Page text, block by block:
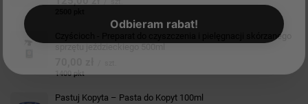
Czyścioch - Preparat do czyszczenia i pielęgnacji skórzanego
1400pktpunktów
Pastuj Kopyta – Pasta do Kopyt 100ml
Odbieram rabat!